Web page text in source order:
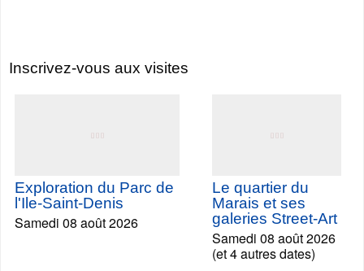
Inscrivez-vous aux visites
Exploration du Parc de
l'Ile-Saint-Denis
Samedi 08 août 2026
Le quartier du
Marais et ses
galeries Street-Art
Samedi 08 août 2026
(et 4 autres dates)